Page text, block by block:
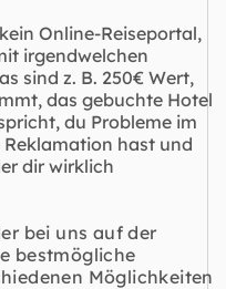
Online-Reiseportal,
irgendwelchen
sind z. B. 250€ Wert,
das gebuchte Hotel
du Probleme im
hast und
dir wirklich
bei uns auf der
bestmögliche
Möglichkeiten